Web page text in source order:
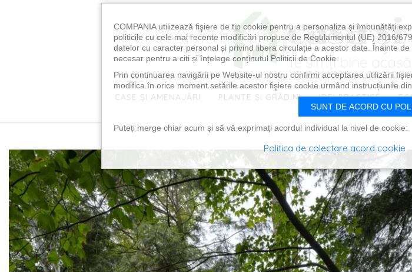
CASE ȘI AMENAJĂRI PLANTE ȘI GRĂDINI IDEI PRACTICE
COMPANIA utilizează fişiere de tip cookie pentru a personaliza și îmbunătăți
politicile cu cele mai recente modificări propuse de Regulamentul (UE) 2016/
datelor cu caracter personal și privind libera circulație a acestor date. Înainte
necesar pentru a citi și înțelege conținutul Politicii de Cookie.
Prin continuarea navigării pe Website-ul nostru confirmi acceptarea utilizării
modifica în orice moment setările acestor fişiere cookie urmând instrucțiunile
SUNT DE ACORD CU
Puteți merge chiar acum și să vă exprimați acordul individual la nivel de cookie:
Politica de colectare acord cookie